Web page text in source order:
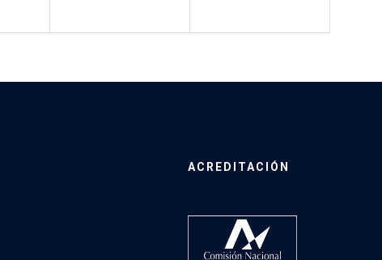
ACREDITACIÓN